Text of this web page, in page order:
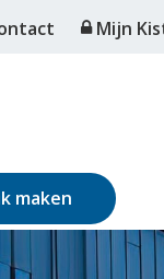
Mijn
maken